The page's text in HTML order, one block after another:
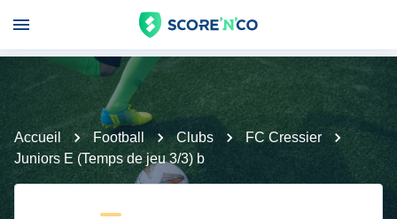
Accueil Football Clubs
FC Cressier
Juniors E (Temps de jeu 3/3) b